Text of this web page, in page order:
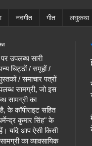
नवगीत गीत लघुकथा
उपलब्ध सारी
चिट्ठों / समूहों /
/ समाचार पत्रों
सामग्री, जो इस
सामग्री का
के कॉपीराइट सहित
कुमार सिंह" के
हैं।यदि आप ऐसी किसी
का व्यावसायिक